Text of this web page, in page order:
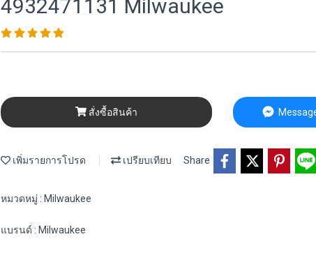
4932471131 Milwaukee
สั่งซื้อสินค้า
เพิ่มรายการโปรด เปรียบเทียบ Share
หมวดหมู่ : Milwaukee
แบรนด์ : Milwaukee